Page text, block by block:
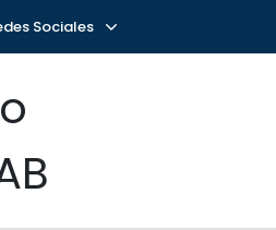
Sociales